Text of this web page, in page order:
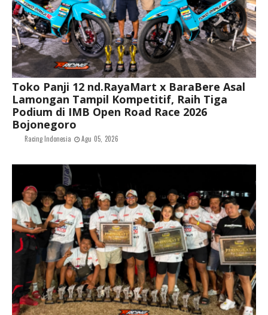
Toko Panji 12 nd.RayaMart x BaraBere Asal
Lamongan Tampil Kompetitif, Raih Tiga
Podium di IMB Open Road Race 2026
Bojonegoro
Racing Indonesia Agu 05, 2026